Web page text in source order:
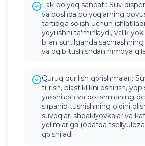
Lak-bo'yoq sanoati: Suv-
va boshqa bo'yoqlarning
tartibga solish uchun
yoyilishni ta'minlaydi, valik
bilan surtilganda
va oqib tushishdan himoya
Quruq qurilish qorishmalari:
turish, plastiklikni oshirish,
yaxshilash va qorishmaning
sirpanib tushishining oldini
suvoqlar, shpaklyovkalar va
yelimlariga (odatda
qo'shiladi.